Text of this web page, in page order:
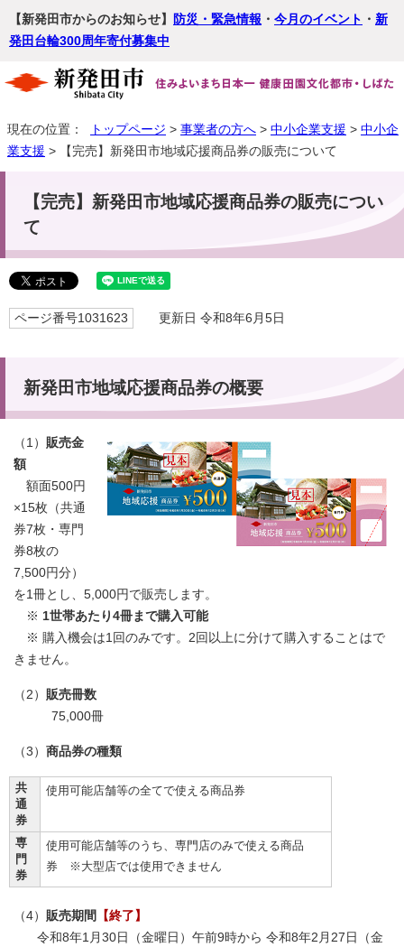
【新発田市からのお知らせ】 防災・緊急情報 ・ 今月のイベント ・ 新
発田台輪300周年寄付募集中
現在の位置： トップページ > 事業者の方へ > 中小企業支援 > 中小企
業支援 > 【完売】新発田市地域応援商品券の販売について
【完売】新発田市地域応援商品券の販売につい
て
ページ番号1031623 更新日 令和8年6月5日
新発田市地域応援商品券の概要
（1）
販売金
額
額面500円
×15枚（共通
券7枚・専門
券8枚の
7,500円分）
を1冊とし、5,000円で販売します。
※ 1世帯あたり4冊まで購入可能
※ 購入機会は1回のみです。2回以上に分けて購入することはで
きません。
（2）
販売冊数
75,000冊
（3） 商品券の種類
共
通
券
使用可能店舗等の全てで使える商品券
専
門
券
使用可能店舗等のうち、専門店のみで使える商品
券 ※大型店では使用できません
（4） 販売期間
【終了】
令和8年1月30日（金曜日）午前9時から 令和8年2月27日（金